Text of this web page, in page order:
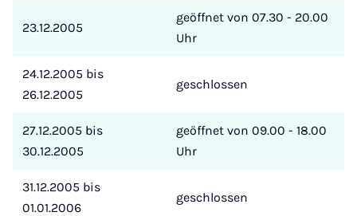
23.12.2005
geöffnet von 07.30 - 20.00
Uhr
24.12.2005 bis
26.12.2005
geschlossen
27.12.2005 bis
30.12.2005
geöffnet von 09.00 - 18.00
Uhr
31.12.2005 bis
01.01.2006
geschlossen